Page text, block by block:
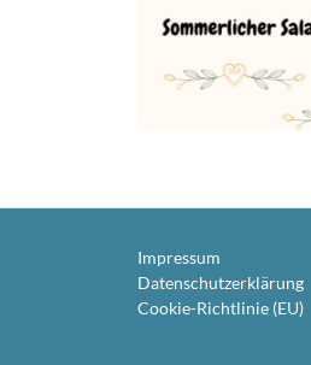
Impressum
Datenschutzerklärung
Cookie-Richtlinie (EU)